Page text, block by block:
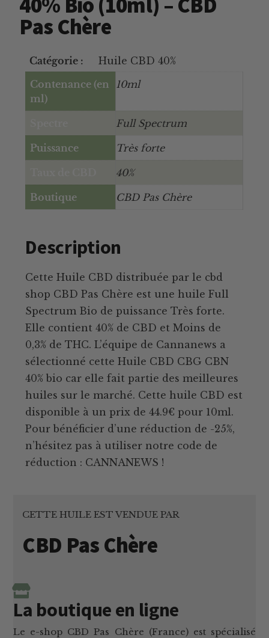
Pas Chère
Catégorie :
Huile CBD 40%
Contenance (en
ml)
10ml
Full Spectrum
Puissance Très forte
40%
Boutique CBD Pas Chère
Description
Cette Huile CBD distribuée par le cbd
shop CBD Pas Chère est une huile Full
Spectrum Bio de puissance Très forte.
Elle contient 40% de CBD et Moins de
0,3% de THC. L’équipe de Cannanews a
sélectionné cette Huile CBD CBG CBN
40% bio car elle fait partie des meilleures
huiles sur le marché. Cette huile CBD est
disponible à un prix de 44.9€ pour 10ml.
Pour bénéficier d’une réduction de -25%,
n’hésitez pas à utiliser notre code de
réduction : CANNANEWS !
CETTE HUILE EST VENDUE PAR
CBD Pas Chère
La boutique en ligne
Le e-shop CBD Pas Chère (France) est spécialisé